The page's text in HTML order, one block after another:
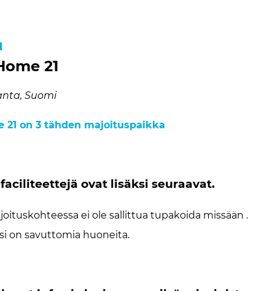
21
Suomi
21 on 3 tähden majoituspaikka
ovat lisäksi seuraavat.
ei ole sallittua tupakoida missään .
on savuttomia huoneita.